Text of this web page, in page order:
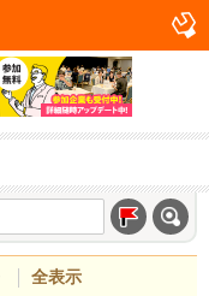
全表示